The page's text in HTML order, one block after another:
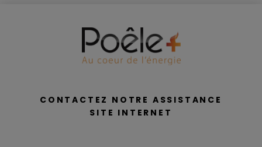
CONTACTEZ NOTRE ASSISTANCE
SITE INTERNET